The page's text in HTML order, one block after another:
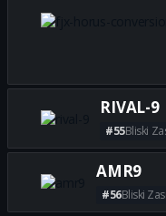
RIVAL-9
#55Bliski
AMR9
#56Bliski